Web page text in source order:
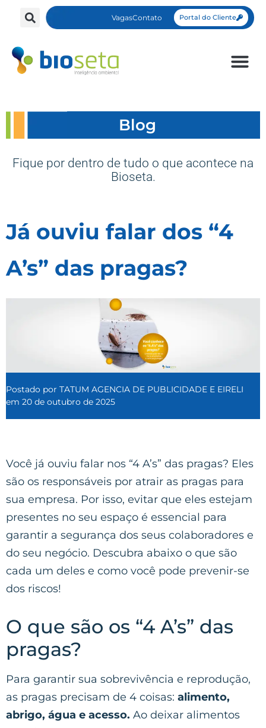
VagasContato Portal do Cliente
Blog
Fique por dentro de tudo o que acontece na
Bioseta.
Já ouviu falar dos “4
A’s” das pragas?
Postado por TATUM AGENCIA DE PUBLICIDADE E EIRELI
em 20 de outubro de 2025
Você já ouviu falar nos “4 A’s” das pragas? Eles
são os responsáveis por atrair as pragas para
sua empresa. Por isso, evitar que eles estejam
presentes no seu espaço é essencial para
garantir a segurança dos seus colaboradores e
do seu negócio. Descubra abaixo o que são
cada um deles e como você pode prevenir-se
dos riscos!
O que são os “4 A’s” das
pragas?
Para garantir sua sobrevivência e reprodução,
as pragas precisam de 4 coisas: alimento,
abrigo, água e acesso. Ao deixar alimentos